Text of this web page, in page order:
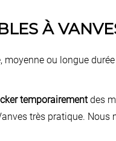
À
moyenne ou longue
temporairementdes
très pratique.